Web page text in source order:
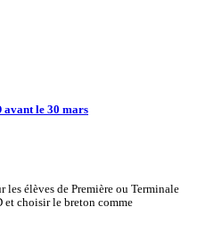
avant le 30 mars
les élèves de Première ou Terminale
et choisir le breton comme